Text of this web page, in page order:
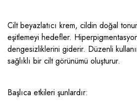
Cilt beyazlatıcı krem, cildin doğal
eşitlemeyi hedefler.
dengesizliklerini giderir. Düzenli
sağlıklı bir cilt görünümü oluşturur.
Başlıca etkileri şunlardır: